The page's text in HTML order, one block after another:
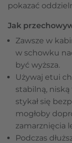
pokazać
Jak
Zawsze w
w schowku
być wyższa.
Używaj etui
stabilną,
stykał się
mogłoby
zamarznięcia
Podczas